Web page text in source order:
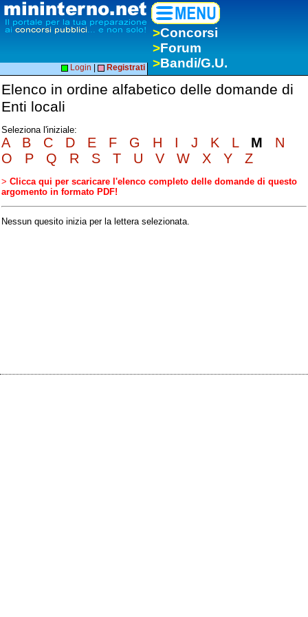
>Concorsi
>Forum
>Bandi/G.U.
Login Registrati
Elenco in ordine alfabetico delle domande di
Enti locali
Seleziona l'iniziale:
A B C D E F G H I J K L M
N
O
P Q R S T U V W X Y Z
> Clicca qui per scaricare l'elenco completo delle domande di questo
argomento in formato PDF!
Nessun quesito inizia per la lettera selezionata.